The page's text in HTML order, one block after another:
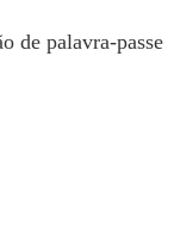
de palavra-passe